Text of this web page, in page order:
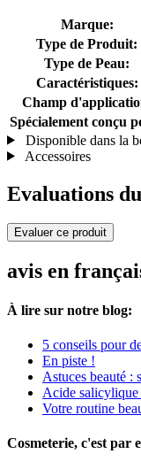
Marque:
Type de Produit:
Type de Peau:
Caractéristiques:
Champ
Spécialement conçu
Disponible dans la
Accessoires
Evaluations
Evaluer ce produit
avis en
À lire sur notre blog:
5 conseils pour
En piste !
Astuces beauté :
Acide
Votre routine
Cosmeterie, c'est par